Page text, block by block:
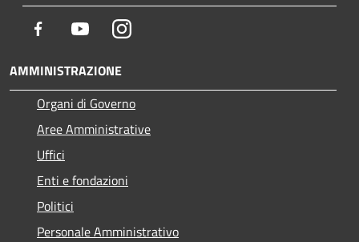
Facebook YoutubeInstagram
AMMINISTRAZIONE
Organi di Governo
Aree Amministrative
Uffici
Enti e fondazioni
Politici
Personale Amministrativo